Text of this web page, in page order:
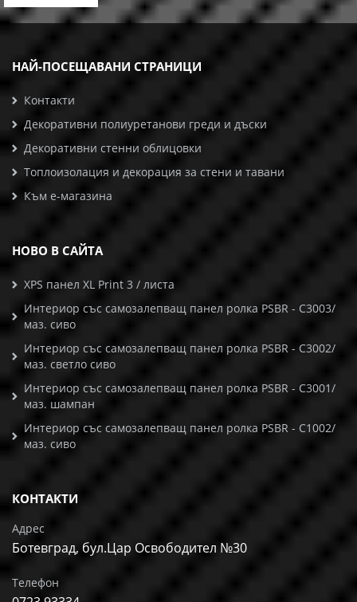
НАЙ-ПОСЕЩАВАНИ СТРАНИЦИ
Контакти
Декоративни полиуретанови греди и дъски
Декоративни стенни облицовки
Топлоизолация и декорация за стени и тавани
Към е-магазина
НОВО В САЙТА
XPS панел XL Print 3 / листа
Интериор със самозалепващ панел ролка PSBR - C3003/
маз. сиво
Интериор със самозалепващ панел ролка PSBR - C3002/
маз. светло сиво
Интериор със самозалепващ панел ролка PSBR - C3001/
маз. шампан
Интериор със самозалепващ панел ролка PSBR - C1002/
маз. сиво
КОНТАКТИ
Адрес
Ботевград, бул.Цар Освободител №30
Телефон